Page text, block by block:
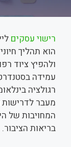
רישוי עסקים
הוא תהליך
ולהפיץ ציוד
עמידה
רגולציה
מעבר
המחויבות של
בריאות הציבור.